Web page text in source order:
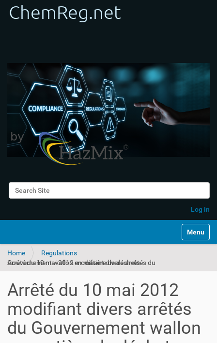
Search Site
Log in
Toggle
Home
Regulations
Arrêté du 10 mai 2012 modifiant divers arrêtés du Gouvernement wallon en matière de déchets
Arrêté du 10 mai 2012
modifiant divers arrêtés
du Gouvernement wallon